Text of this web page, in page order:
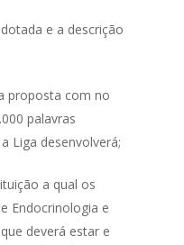
e a descrição
proposta com no
palavras
Liga desenvolverá;
a qual os
Endocrinologia e
deverá estar e